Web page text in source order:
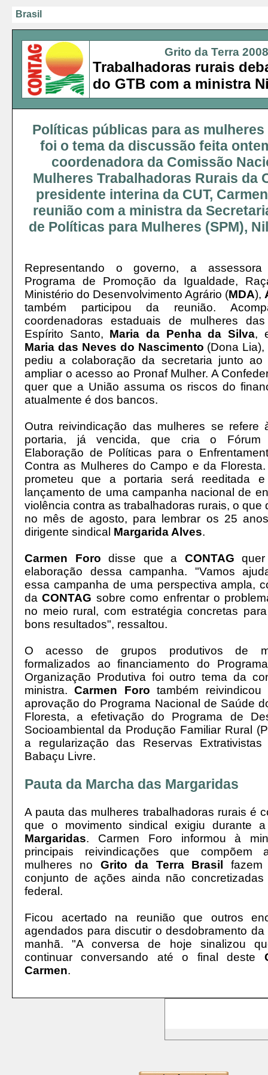
Brasil
Grito da Terra 2008
Trabalhadoras rurais
do GTB com a ministra
Políticas públicas para as
foi o tema da discussão feita
coordenadora da Comissão
Mulheres Trabalhadoras Rurais da
presidente interina da CUT,
reunião com a ministra da
de Políticas para Mulheres (SPM),
Representando o governo, a
Programa de Promoção da Igualdade,
Ministério do Desenvolvimento Agrário (MDA),
também participou da reunião.
coordenadoras estaduais de mulheres
Espírito Santo, Maria da Penha da Silva,
Maria das Neves do Nascimento (Dona Lia),
pediu a colaboração da secretaria junto ao
ampliar o acesso ao Pronaf Mulher. A
quer que a União assuma os riscos do
atualmente é dos bancos.
Outra reivindicação das mulheres se refere
portaria, já vencida, que cria o Fórum
Elaboração de Políticas para o
Contra as Mulheres do Campo e da
prometeu que a portaria será reeditada
lançamento de uma campanha nacional de
violência contra as trabalhadoras rurais, o que
no mês de agosto, para lembrar os 25
dirigente sindical Margarida Alves.
Carmen Foro disse que a CONTAG
elaboração dessa campanha. "Vamos
essa campanha de uma perspectiva ampla,
daCONTAG sobre como enfrentar o
no meio rural, com estratégia concretas
bons resultados", ressaltou.
O acesso de grupos produtivos de
formalizados ao financiamento do
Organização Produtiva foi outro tema da
ministra.Carmen Foro também
aprovação do Programa Nacional de Saúde
Floresta, a efetivação do Programa de
Socioambiental da Produção Familiar Rural
a regularização das Reservas
Babaçu Livre.
Pauta da Marcha das Margaridas
A pauta das mulheres trabalhadoras rurais é
que o movimento sindical exigiu durante
Margaridas. Carmen Foro informou à
principais reivindicações que
mulheres no Grito da Terra Brasil
conjunto de ações ainda não
federal.
Ficou acertado na reunião que outros
agendados para discutir o desdobramento
manhã."A conversa de hoje sinalizou
continuar conversando até o final deste
Carmen.